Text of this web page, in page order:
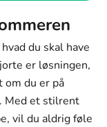
du skal have
er løsningen,
om du er på
Med et stilrent
vil du aldrig føle